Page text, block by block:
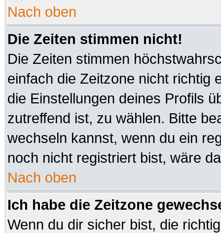
Nach oben
Die Zeiten stimmen nicht!
Die Zeiten stimmen
einfach die Zeitzone nicht richtig
die Einstellungen deines Profils
zutreffend ist, zu wählen. Bitte
wechseln kannst, wenn du ein
noch nicht registriert bist, wäre
Nach oben
Ich habe die Zeitzone
Wenn du dir sicher bist, die